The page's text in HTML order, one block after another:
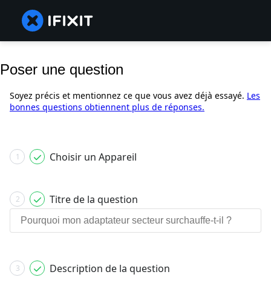
Poser une question
Soyez précis et mentionnez ce que vous avez déjà essayé. Les
bonnes questions obtiennent plus de réponses.
1 Choisir un Appareil
2 Titre de la question
3 Description de la question